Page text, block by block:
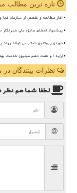
تازه ترین مطالب
آغاز مطالعه و تفحص از سازمان غذا و
پیشنهاد اعطای جایزه ملی
خوردن پروتئین کمتر می تواند روند
ارایه ۱ و هفت دهم میلیون خدمت بهداشتی و درمانی به زوار اربعین
نظرات بینندگان
لطفا شما همنظر